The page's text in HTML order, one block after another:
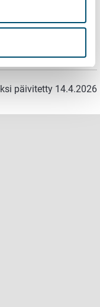
rajat.
päivitetty 14.4.2026